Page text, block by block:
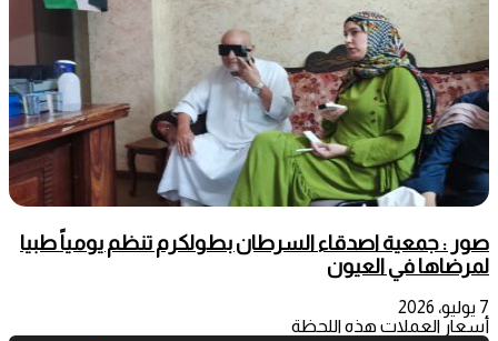
صور : جمعية اصدقاء السرطان بطولكرم تنظم يومياً طبيا
لمرضاها في العيون
7 يوليو، 2026
أسعار العملات هذه اللحظة